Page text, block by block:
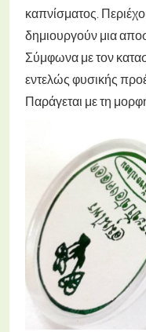
καπνίσματος.
δημιουργούν μια
Σύμφωνα με τον
εντελώς φυσικής
Παράγεται με τη